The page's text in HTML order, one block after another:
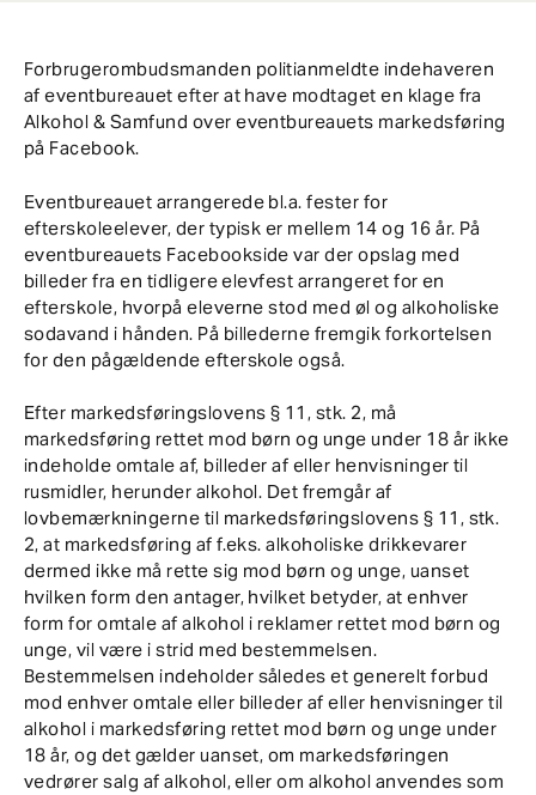
Forbrugerombudsmanden politianmeldte indehaveren
af eventbureauet efter at have modtaget en klage fra
Alkohol & Samfund over eventbureauets markedsføring
på Facebook.
Eventbureauet arrangerede bl.a. fester for
efterskoleelever, der typisk er mellem 14 og 16 år. På
eventbureauets Facebookside var der opslag med
billeder fra en tidligere elevfest arrangeret for en
efterskole, hvorpå eleverne stod med øl og alkoholiske
sodavand i hånden. På billederne fremgik forkortelsen
for den pågældende efterskole også.
Efter markedsføringslovens § 11, stk. 2, må
markedsføring rettet mod børn og unge under 18 år ikke
indeholde omtale af, billeder af eller henvisninger til
rusmidler, herunder alkohol. Det fremgår af
lovbemærkningerne til markedsføringslovens § 11, stk.
2, at markedsføring af f.eks. alkoholiske drikkevarer
dermed ikke må rette sig mod børn og unge, uanset
hvilken form den antager, hvilket betyder, at enhver
form for omtale af alkohol i reklamer rettet mod børn og
unge, vil være i strid med bestemmelsen.
Bestemmelsen indeholder således et generelt forbud
mod enhver omtale eller billeder af eller henvisninger til
alkohol i markedsføring rettet mod børn og unge under
18 år, og det gælder uanset, om markedsføringen
vedrører salg af alkohol, eller om alkohol anvendes som